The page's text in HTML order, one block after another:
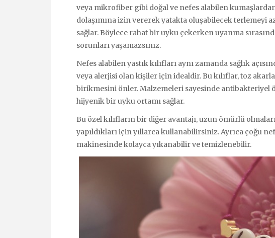
veya mikrofiber gibi doğal ve nefes alabilen
dolaşımına izin vererek yatakta oluşabilecek terlemeyi
sağlar. Böylece rahat bir uyku çekerken uyanma
sorunları yaşamazsınız.
Nefes alabilen yastık kılıfları aynı zamanda sağlık
veya alerjisi olan kişiler için idealdir. Bu kılıflar, toz
birikmesini önler. Malzemeleri sayesinde antibakteriyel
hijyenik bir uyku ortamı sağlar.
Bu özel kılıfların bir diğer avantajı, uzun ömürlü
yapıldıkları için yıllarca kullanabilirsiniz. Ayrıca çoğu
makinesinde kolayca yıkanabilir ve temizlenebilir.